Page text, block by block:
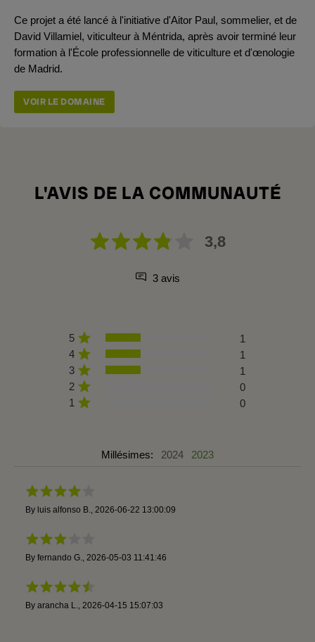
Ce projet a été lancé à l'initiative d'Aitor Paul, sommelier, et de
David Villamiel, viticulteur à Méntrida, après avoir terminé leur
formation à l'École professionnelle de viticulture et d'œnologie
de Madrid.
VOIR LE DOMAINE
L'AVIS DE LA COMMUNAUTÉ
3,8
3 avis
5
1
4
1
3
1
2
0
1
0
Millésimes: 2024 2023
By luis alfonso B. 2026-06-22 13:00:09
By fernando G. 2026-05-03 11:41:46
By arancha L. 2026-04-15 15:07:03